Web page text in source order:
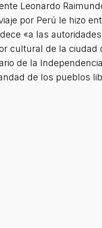
Leonardo
por Perú le hizo
«a las
cultural de la ciudad
de la
de los pueblos